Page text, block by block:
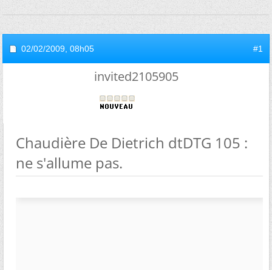
02/02/2009, 08h05 #1
invited2105905
Chaudière De Dietrich dtDTG 105 :
ne s'allume pas.